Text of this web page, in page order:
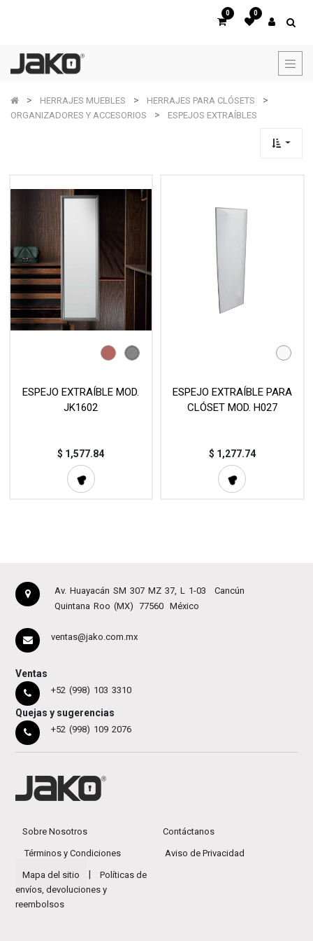
0 0
HERRAJES MUEBLES
HERRAJES PARA CLÓSETS
ORGANIZADORES Y ACCESORIOS
ESPEJOS EXTRAÍBLES
ESPEJO EXTRAÍBLE MOD.
JK1602
$ 1,577.84
ESPEJO EXTRAÍBLE PARA
CLÓSET MOD. H027
$ 1,277.74
Av. Huayacán SM 307 MZ 37, L 1-03
Cancún
Quintana Roo (MX)
77560 México
ventas@jako.com.mx
Ventas
+52 (998) 103 3310
Quejas y sugerencias
+52 (998) 109 2076
Sobre Nosotros Contáctanos
Términos y Condiciones Aviso de Privacidad
Mapa del sitio
Políticas de
envíos, devoluciones y
reembolsos